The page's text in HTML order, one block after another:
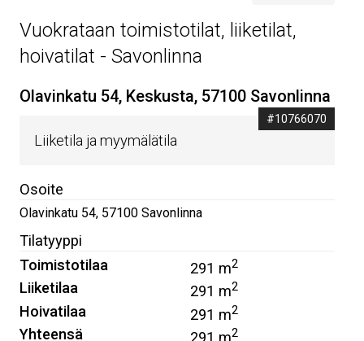
Vuokrataan toimistotilat, liiketilat,
hoivatilat - Savonlinna
Olavinkatu 54, Keskusta, 57100 Savonlinna
#10766070
Liiketila ja myymälätila
Osoite
Olavinkatu 54, 57100 Savonlinna
Tilatyyppi
Toimistotilaa
291 m2
Liiketilaa 291 m2
Hoivatilaa 291 m2
Yhteensä 291 m2